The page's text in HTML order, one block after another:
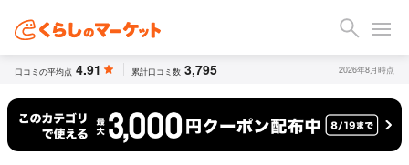
口コミの平均点 4.91 累計口コミ数 3,795 2026年8月時点